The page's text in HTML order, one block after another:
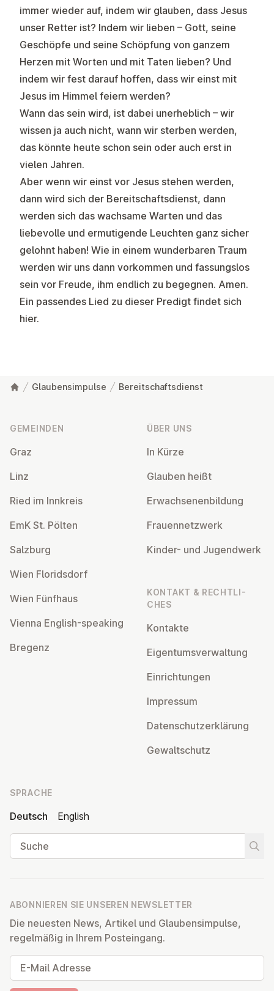
immer wieder auf, indem wir glauben, dass Jesus
unser Retter ist? Indem wir lieben – Gott, seine
Geschöpfe und seine Schöpfung von ganzem
Herzen mit Worten und mit Taten lieben? Und
indem wir fest darauf hoffen, dass wir einst mit
Jesus im Himmel feiern werden?
Wann das sein wird, ist dabei unerheblich – wir
wissen ja auch nicht, wann wir sterben werden,
das könnte heute schon sein oder auch erst in
vielen Jahren.
Aber wenn wir einst vor Jesus stehen werden,
dann wird sich der Bereitschaftsdienst, dann
werden sich das wachsame Warten und das
liebevolle und ermutigende Leuchten ganz sicher
gelohnt haben! Wie in einem wunderbaren Traum
werden wir uns dann vorkommen und fassungslos
sein vor Freude, ihm endlich zu begegnen. Amen.
Ein passendes Lied zu dieser Predigt findet sich
hier.
Glaubensimpulse Bereitschaftsdienst
GEMEINDEN
Graz
Linz
Ried im Innkreis
EmK St. Pölten
Salzburg
Wien Flo­rids­dorf
Wien Fünfhaus
Vienna English-speaking
Bregenz
ÜBER UNS
In Kürze
Glauben heißt
Er­wach­se­nen­bil­dung
Frau­en­netz­werk
Kinder- und Ju­gend­werk
KONTAKT & RECHT­LI­
CHES
Kontakte
Ei­gen­tums­ver­wal­tung
Ein­rich­tun­gen
Impressum
Da­ten­schutz­er­klä­rung
Ge­walt­schutz
SPRACHE
Deutsch
English
Suche
ABONNIEREN SIE UNSEREN NEWSLETTER
Die neuesten News, Artikel und Glaubensimpulse,
regelmäßig in Ihrem Posteingang.
E-Mail Adresse